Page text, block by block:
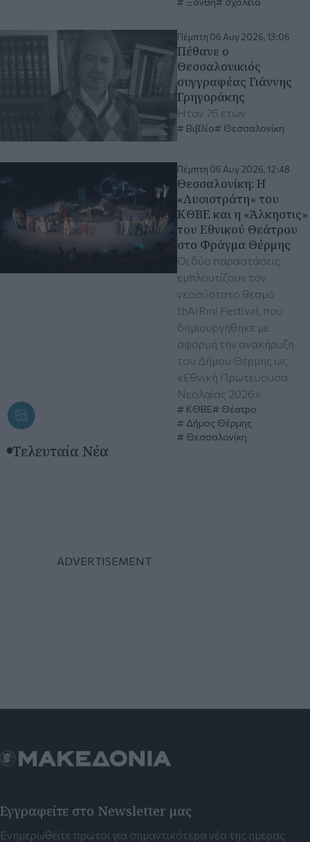
Πέμπτη 06 Αυγ 2026, 13:06
Πέθανε ο
Θεσσαλονικιός
συγγραφέας Γιάννης
Γρηγοράκης
Ήταν 76 ετών
Βιβλίο Θεσσαλονίκη
Πέμπτη 06 Αυγ 2026, 12:48
Θεσσαλονίκη: Η
«Λυσιστράτη» του
ΚΘΒΕ και η «Άλκηστις»
του Εθνικού Θεάτρου
στο Φράγμα Θέρμης
Οι δύο παραστάσεις
εμπλουτίζουν τον
νεοσύστατο θεσμό
thAIRmi Festival, που
δημιουργήθηκε με
αφορμή την ανακήρυξη
του Δήμου Θέρμης ως
«Εθνική Πρωτεύουσα
Νεολαίας 2026»
ΚΘΒΕ
Θέατρο
Δήμος Θέρμης
Θεσσαλονίκη
Τελευταία Νέα
Εγγραφείτε στο Newsletter μας
Ενημερωθείτε πρώτοι για σημαντικότερα νέα της ημέρας